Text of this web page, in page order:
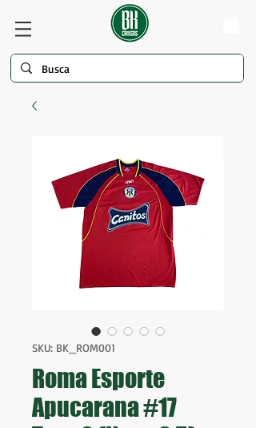
SKU: BK_ROM001
Roma Esporte
Apucarana #17